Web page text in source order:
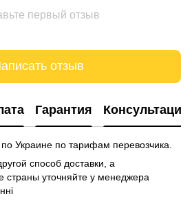
первый отзыв
отзыв
Гарантия Консультация
Украине по тарифам перевозчика.
способ доставки, а
страны уточняйте у менеджера